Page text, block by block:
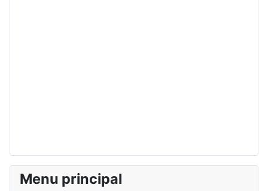
Menu principal